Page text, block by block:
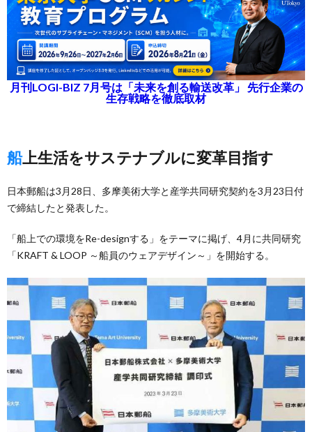
月刊LOGI-BIZ 7月号は「未来を創る輸送改革」 先行企業の
生存戦略を徹底取材
船上生活をサステナブルに変革目指す
日本郵船は3月28日、多摩美術大学と産学共同研究契約を3月23日付
で締結したと発表した。
「船上での環境をRe-designする」をテーマに掲げ、4月に共同研究
「KRAFT & LOOP ～船員のウェアデザイン～」を開始する。